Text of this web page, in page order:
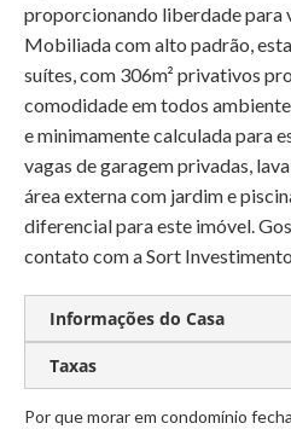
proporcionando liberdade para
Mobiliada com alto padrão,
suítes, com 306m² privativos
comodidade em todos
e minimamente calculada para
vagas de garagem privadas,
área externa com jardim e
diferencial para este imóvel.
contato com a Sort
Informações do Casa
Mobiliado
Living integrado
Taxas
Condomínio: Sob consulta
Por que morar em condomínio